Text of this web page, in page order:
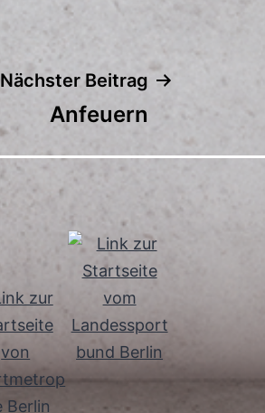
Nächster Beitrag
Anfeuern